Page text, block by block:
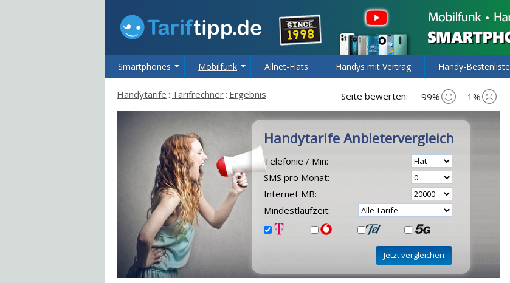
Smartphones Mobilfunk Allnet-Flats Handys mit Vertrag Handy-Bestenliste
Seite bewerten: 99% 1%
Handytarife : Tarifrechner : Ergebnis
Handytarife Anbietervergleich
Telefonie / Min:
SMS pro Monat:
Internet MB:
Mindestlaufzeit: